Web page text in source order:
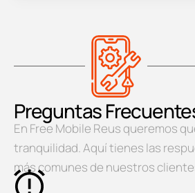
Preguntas
En Free Mobile Reus queremos
tranquilidad. Aquí tienes las
más comunes de nuestros